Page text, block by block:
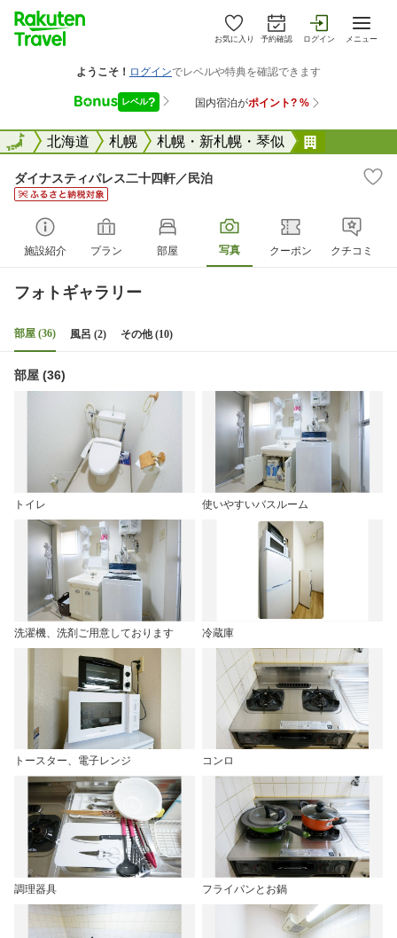
お気に入り 予約確認 ログイン メニュー
全国北海道 札幌 札幌・新札幌・琴似
全国
ダイナスティパレス二十四軒／民泊
施設紹介 プラン 部屋 写真 クーポン クチコミ
フォトギャラリー
部屋 (36) 風呂 (2) その他 (10)
部屋 (36)
トイレ 使いやすいバスルーム
洗濯機、洗剤ご用意しております 冷蔵庫
トースター、電子レンジ コンロ
調理器具 フライパンとお鍋